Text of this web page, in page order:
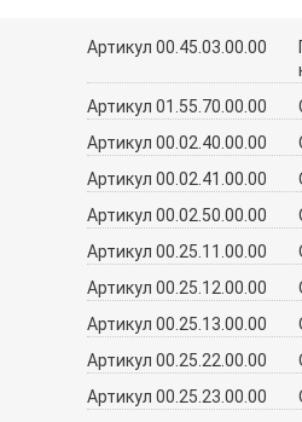
Артикул 00.45.03.00.00
Артикул 01.55.70.00.00
Артикул 00.02.40.00.00
Артикул 00.02.41.00.00
Артикул 00.02.50.00.00
Артикул 00.25.11.00.00
Артикул 00.25.12.00.00
Артикул 00.25.13.00.00
Артикул 00.25.22.00.00
Артикул 00.25.23.00.00